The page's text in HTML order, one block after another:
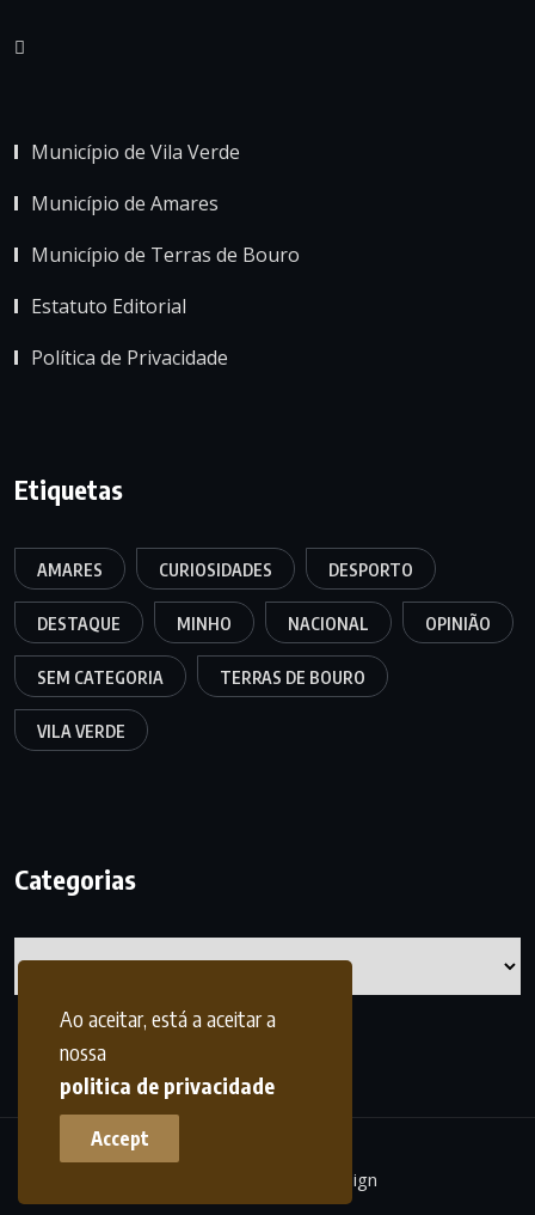
Ao aceitar, está a aceitar a
nossa
politica de privacidade
Accept
Município de Vila Verde
Município de Amares
Município de Terras de Bouro
Estatuto Editorial
Política de Privacidade
Etiquetas
AMARES CURIOSIDADES DESPORTO
DESTAQUE MINHO NACIONAL OPINIÃO
SEM CATEGORIA TERRAS DE BOURO
VILA VERDE
Categorias
frdesign